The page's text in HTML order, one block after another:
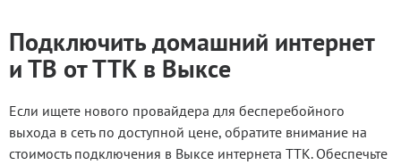
Подключить домашний интернет
и ТВ от ТТК в Выксе
Если ищете нового провайдера для бесперебойного
выхода в сеть по доступной цене, обратите внимание на
стоимость подключения в Выксе интернета ТТК. Обеспечьте